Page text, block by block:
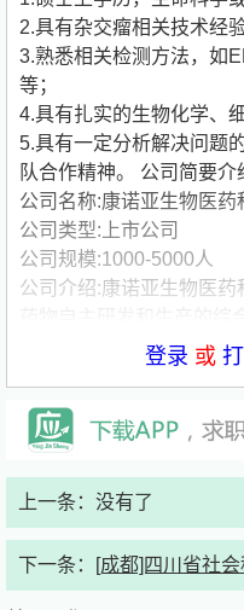
2.具有杂交瘤相关技术经验
3.熟悉相关检测方法，如
等；
4.具有扎实的生物化学、
5.具有一定分析解决问题
队合作精神。 公司简要介
公司名称:康诺亚生物医药
公司类型:上市公司
公司规模:1000-5000人
公司介绍:康诺亚生物医
提供更具世界范围竞争力
技成果转化和卓越的国内
立，总部设于成都，在北
香港联合交易所主板上市
登录 或
上一条：没有了
下一条： [成都]四川省社